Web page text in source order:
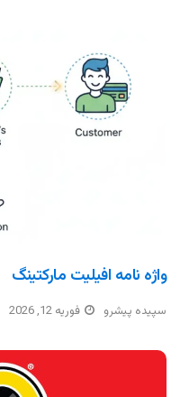
واژه نامه افیلیت مارکتینگ
سپیده پیشرو فوریه 12, 2026